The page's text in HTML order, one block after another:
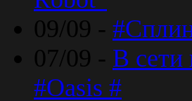
09/09 -
07/09 - В сети
#Oasis #